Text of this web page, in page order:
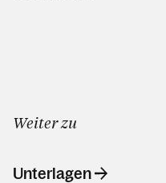
Weiter zu
Unterlagen